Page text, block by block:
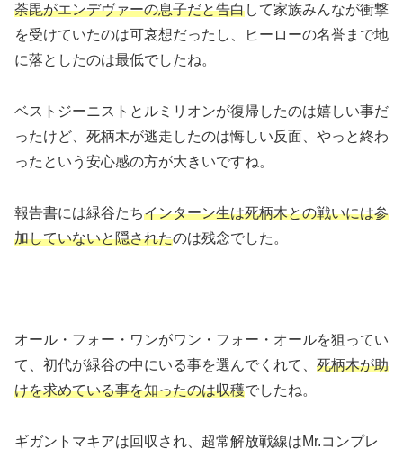
荼毘がエンデヴァーの息子だと告白して家族みんなが衝撃
を受けていたのは可哀想だったし、ヒーローの名誉まで地
に落としたのは最低でしたね。
ベストジーニストとルミリオンが復帰したのは嬉しい事だ
ったけど、死柄木が逃走したのは悔しい反面、やっと終わ
ったという安心感の方が大きいですね。
報告書には緑谷たちインターン生は死柄木との戦いには参
加していないと隠されたのは残念でした。
オール・フォー・ワンがワン・フォー・オールを狙ってい
て、初代が緑谷の中にいる事を選んでくれて、 死柄木が助
けを求めている事を知ったのは収穫でしたね。
ギガントマキアは回収され、超常解放戦線はMr.コンプレ